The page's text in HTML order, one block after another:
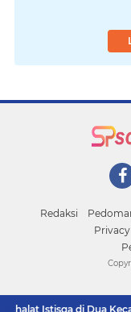
Redaksi
Istisqa di Dua